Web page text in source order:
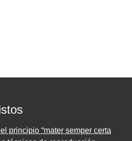
principio “mater semper certa